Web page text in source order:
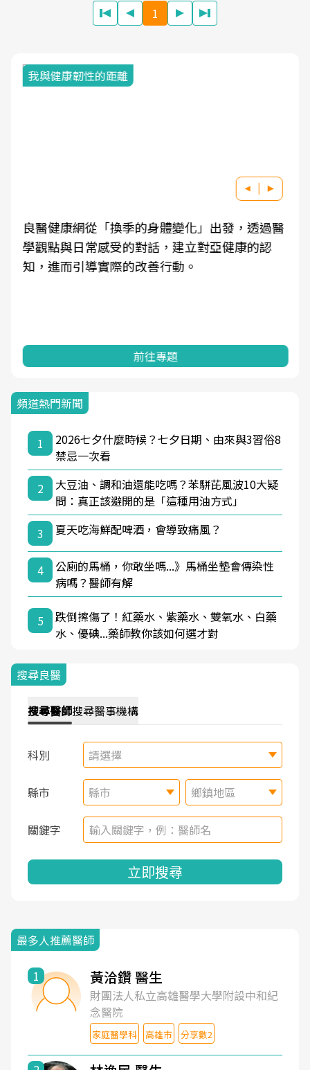
1
我與健康韌性的距離
良醫健康網從「換季的身體變化」出發，透過醫
學觀點與日常感受的對話，建立對亞健康的認
知，進而引導實際的改善行動。
前往專題
頻道熱門新聞
1
2026七夕什麼時候？七夕日期、由來與3習俗8
禁忌一次看
2
大豆油、調和油還能吃嗎？苯駢芘風波10大疑
問：真正該避開的是「這種用油方式」
3
夏天吃海鮮配啤酒，會導致痛風？
4
公廁的馬桶，你敢坐嗎...》馬桶坐墊會傳染性
病嗎？醫師有解
5
跌倒擦傷了！紅藥水、紫藥水、雙氧水、白藥
水、優碘...藥師教你該如何選才對
搜尋良醫
搜尋醫師搜尋醫事機構
科別 請選擇
縣市 縣市 鄉鎮地區
關鍵字
立即搜尋
最多人推薦醫師
1 黃洽鑽 醫生
財團法人私立高雄醫學大學附設中和紀
念醫院
家庭醫學科 高雄市 分享數2